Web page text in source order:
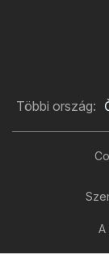
Többi ország:
A